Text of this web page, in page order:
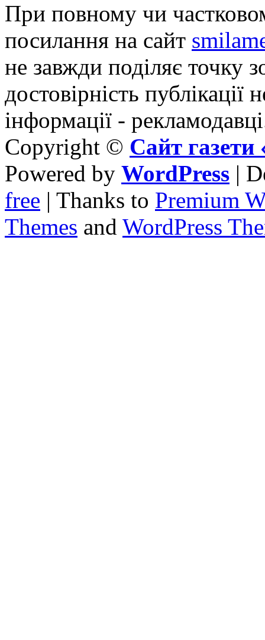
При повному чи
посилання на сайт
не завжди поділяє точку
достовірність публікації
інформації -
Copyright © Сайт
Powered by WordPress |
free | Thanks to Premium
Themes and WordPress